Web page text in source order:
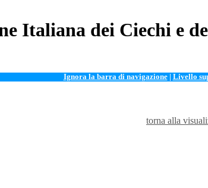
Italiana dei Ciechi e
Ignora la barra di navigazione| Livello
torna alla